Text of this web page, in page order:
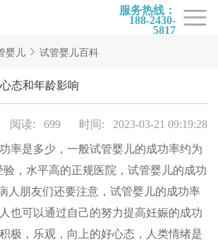
服务热线：
188-2430-
5817
婴儿 试管婴儿百科
态和年龄影响
阅读: 699 时间: 2023-03-21 09:19:28
是多少，一般试管婴儿的成功率约为
验，水平高的正规医院，试管婴儿的成功
人朋友们还要注意，试管婴儿的成功率
也可以通过自己的努力提高妊娠的成功
极，乐观，向上的好心态，人类情绪是